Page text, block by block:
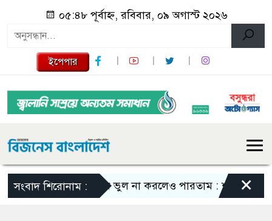
০৫:৪৮ পূর্বাহ্ন, রবিবার, ০৯ অগাস্ট ২০২৬
ইপেপার
সংবাদ শিরোনাম :এমন ভুল না করলেও পারতাম : শাকিব খান×